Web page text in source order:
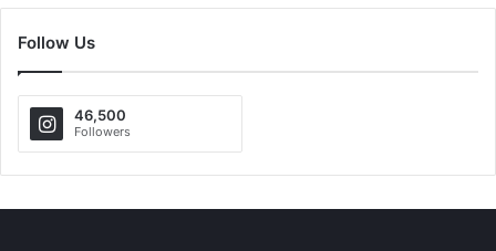
Follow Us
46,500
Followers